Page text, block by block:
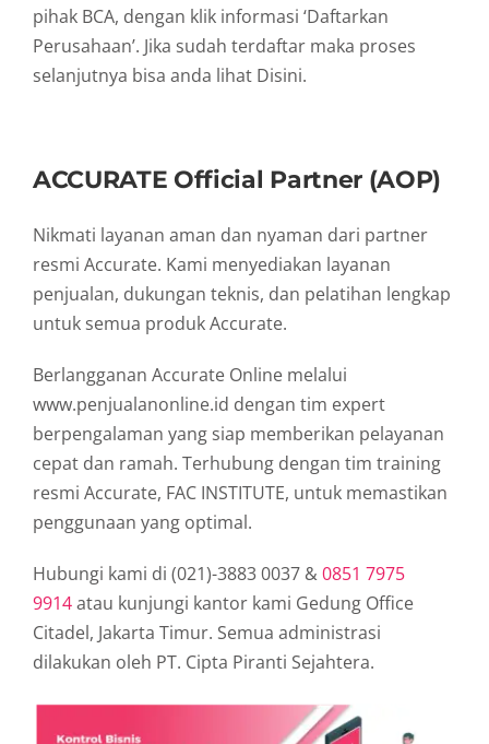
pihak BCA, dengan klik informasi ‘Daftarkan
Perusahaan’. Jika sudah terdaftar maka proses
selanjutnya bisa anda lihat Disini.
ACCURATE Official Partner (AOP)
Nikmati layanan aman dan nyaman dari partner
resmi Accurate. Kami menyediakan layanan
penjualan, dukungan teknis, dan pelatihan lengkap
untuk semua produk Accurate.
Berlangganan Accurate Online melalui
www.penjualanonline.id dengan tim expert
berpengalaman yang siap memberikan pelayanan
cepat dan ramah. Terhubung dengan tim training
resmi Accurate, FAC INSTITUTE, untuk memastikan
penggunaan yang optimal.
Hubungi kami di (021)-3883 0037 &0851 7975
9914atau kunjungi kantor kami Gedung Office
Citadel, Jakarta Timur. Semua administrasi
dilakukan oleh PT. Cipta Piranti Sejahtera.